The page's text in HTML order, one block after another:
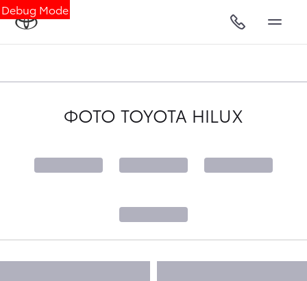
Debug Mode
ФОТО TOYOTA HILUX